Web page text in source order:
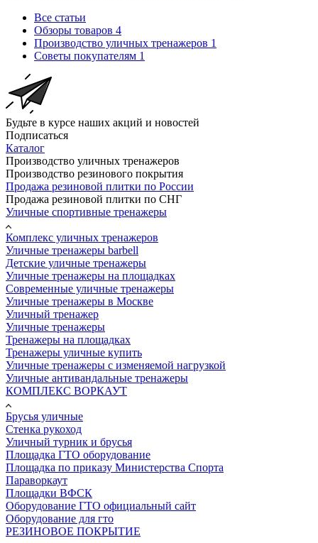
Все статьи
Обзоры товаров 4
Производство уличных тренажеров 1
Советы покупателям 1
Будьте в курсе наших акций и новостей
Подписаться
Каталог
Производство уличных тренажеров
Производство резинового покрытия
Продажа резиновой плитки по России
Продажа резиновой плитки по СНГ
Уличные спортивные тренажеры
Комплекс уличных тренажеров
Уличные тренажеры barbell
Детские уличные тренажеры
Уличные тренажеры на площадках
Современные уличные тренажеры
Уличные тренажеры в Москве
Уличный тренажер
Уличные тренажеры
Тренажеры на площадках
Тренажеры уличные купить
Уличные тренажеры с изменяемой нагрузкой
Уличные антивандальные тренажеры
КОМПЛЕКС ВОРКАУТ
Брусья уличные
Стенка рукоход
Уличный турник и брусья
Площадка ГТО оборудование
Площадка по приказу Министерства Спорта
Параворкаут
Площадки ВФСК
Оборудование ГТО официальный сайт
Оборудование для гто
РЕЗИНОВОЕ ПОКРЫТИЕ